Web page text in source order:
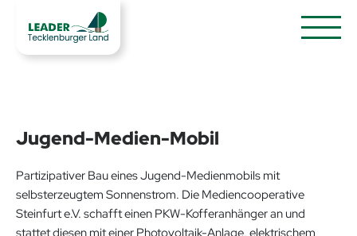
Jugend-Medien-Mobil
Partizipativer Bau eines Jugend-Medienmobils mit
selbsterzeugtem Sonnenstrom. Die Mediencooperative
Steinfurt e.V. schafft einen PKW-Kofferanhänger an und
stattet diesen mit einer Photovoltaik-Anlage, elektrischem